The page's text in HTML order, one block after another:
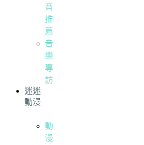
音
推
薦
音
樂
專
訪
迷迷
動漫
動
漫